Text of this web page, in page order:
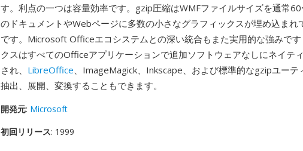
す。利点の一つは容量効率です。gzip圧縮はWMFファイルサイズを通常
のドキュメントやWebページに多数の小さなグラフィックスが埋め込まれ
です。Microsoft Officeエコシステムとの深い統合もまた実用的な強みで
クスはすべてのOfficeアプリケーションで追加ソフトウェアなしにネイテ
され、 LibreOffice、ImageMagick、Inkscape、および標準的なgzipユーテ
抽出、展開、変換することもできます。
開発元: Microsoft
初回リリース: 1999